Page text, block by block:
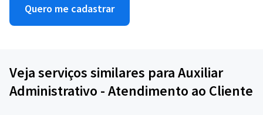
Quero me cadastrar
Veja serviços similares para Auxiliar
Administrativo - Atendimento ao Cliente